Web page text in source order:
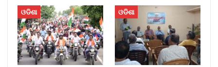
ଓଡିଶା ଓଡିଶା